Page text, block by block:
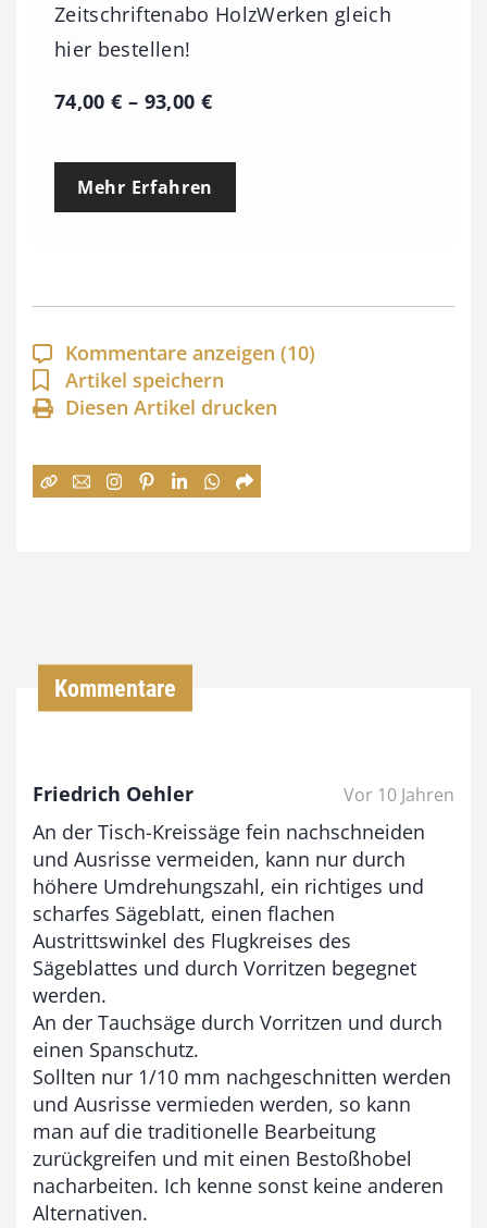
Zeitschriftenabo HolzWerken gleich
hier bestellen!
74,00€ – 93,00 €P
e
p
a
n
n
:
s
9
3
,
0
€
Mehr Erfahren
Kommentare anzeigen (10)
Artikel speichern
Diesen Artikel drucken
Kommentare
Friedrich Oehler Vor 10 Jahren
An der Tisch-Kreissäge fein nachschneiden
und Ausrisse vermeiden, kann nur durch
höhere Umdrehungszahl, ein richtiges und
scharfes Sägeblatt, einen flachen
Austrittswinkel des Flugkreises des
Sägeblattes und durch Vorritzen begegnet
werden.
An der Tauchsäge durch Vorritzen und durch
einen Spanschutz.
Sollten nur 1/10 mm nachgeschnitten werden
und Ausrisse vermieden werden, so kann
man auf die traditionelle Bearbeitung
zurückgreifen und mit einen Bestoßhobel
nacharbeiten. Ich kenne sonst keine anderen
Alternativen.